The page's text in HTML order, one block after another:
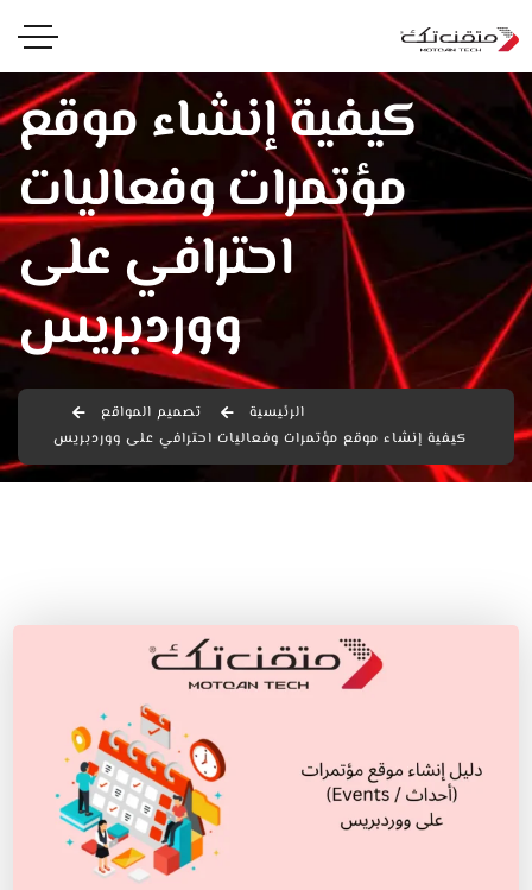
كيفية إنشاء موقع
مؤتمرات وفعاليات
احترافي على
ووردبريس
الرئيسية
تصميم المواقع
كيفية إنشاء موقع مؤتمرات وفعاليات احترافي على ووردبريس